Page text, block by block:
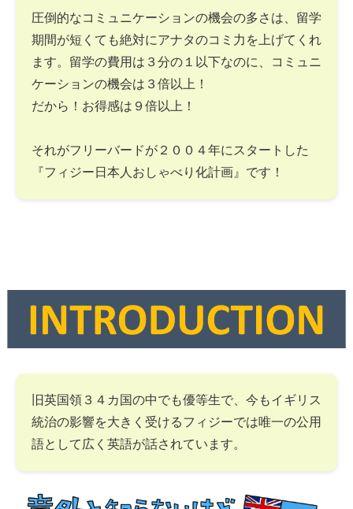
圧倒的なコミュニケーションの機会の多さは、留学
期間が短くても絶対にアナタのコミ力を上げてくれ
ます。留学の費用は３分の１以下なのに、コミュニ
ケーションの機会は３倍以上！
だから！お得感は９倍以上！
それがフリーバードが２００４年にスタートした
『フィジー日本人おしゃべり化計画』です！
旧英国領３４カ国の中でも優等生で、今もイギリス
統治の影響を大きく受けるフィジーでは唯一の公用
語として広く英語が話されています。